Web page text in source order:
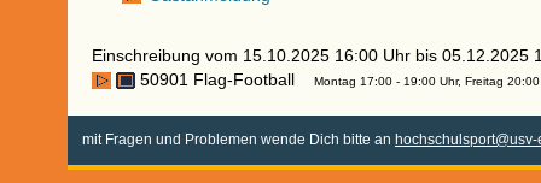
Einschreibung vom 15.10.2025 16:00 Uhr bis 05.12.2025
50901 Flag-Football
Montag 17:00 - 19:00 Uhr, Freitag
mit Fragen und Problemen wende Dich bitte an